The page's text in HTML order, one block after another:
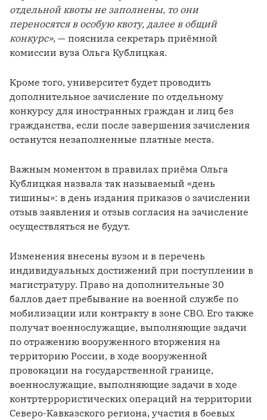
отдельной квоты не заполнены, то они
переносятся в особую квоту, далее в общий
конкурс», — пояснила секретарь приёмной
комиссии вуза Ольга Кублицкая.
Кроме того, университет будет проводить
дополнительное зачисление по отдельному
конкурсу для иностранных граждан и лиц без
гражданства, если после завершения зачисления
останутся незаполненные платные места.
Важным моментом в правилах приёма Ольга
Кублицкая назвала так называемый «день
тишины»: в день издания приказов о зачислении
отзыв заявления и отзыв согласия на зачисление
осуществляться не будут.
Изменения внесены вузом и в перечень
индивидуальных достижений при поступлении в
магистратуру. Право на дополнительные 30
баллов дает пребывание на военной службе по
мобилизации или контракту в зоне СВО. Его также
получат военнослужащие, выполняющие задачи
по отражению вооруженного вторжения на
территорию России, в ходе вооруженной
провокации на государственной границе,
военнослужащие, выполняющие задачи в ходе
контртеррористических операций на территории
Северо-Кавказского региона, участия в боевых